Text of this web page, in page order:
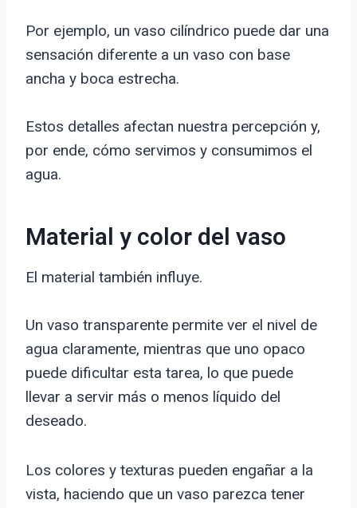
Por ejemplo, un vaso cilíndrico puede dar una
sensación diferente a un vaso con base
ancha y boca estrecha.
Estos detalles afectan nuestra percepción y,
por ende, cómo servimos y consumimos el
agua.
Material y color del vaso
El material también influye.
Un vaso transparente permite ver el nivel de
agua claramente, mientras que uno opaco
puede dificultar esta tarea, lo que puede
llevar a servir más o menos líquido del
deseado.
Los colores y texturas pueden engañar a la
vista, haciendo que un vaso parezca tener